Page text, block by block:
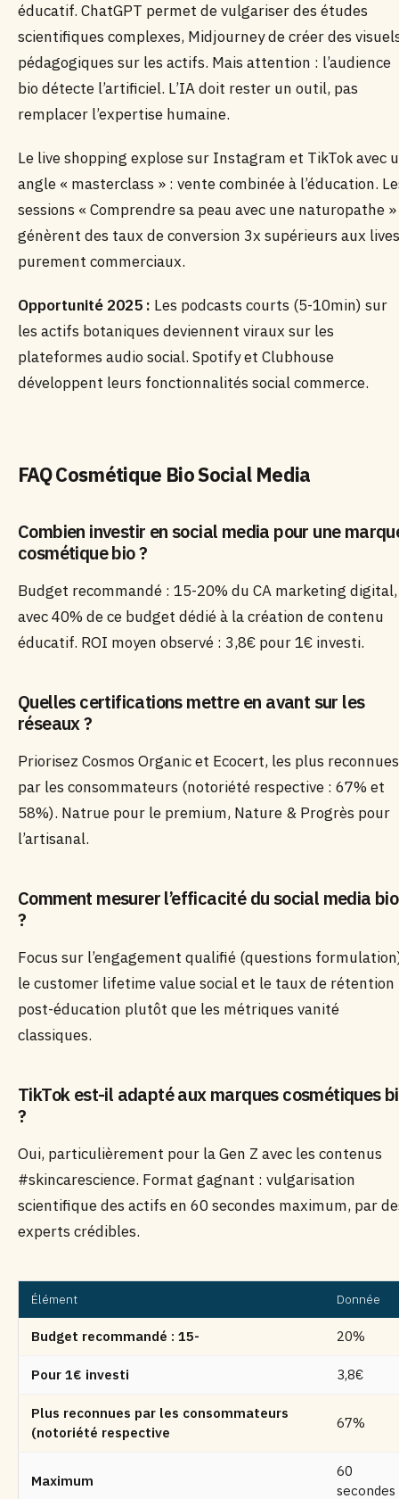
éducatif. ChatGPT permet de vulgariser des études
scientifiques complexes, Midjourney de créer des
pédagogiques sur les actifs. Mais attention : l’audience
bio détecte l’artificiel. L’IA doit rester un outil, pas
remplacer l’expertise humaine.
Le live shopping explose sur Instagram et TikTok avec
angle « masterclass » : vente combinée à l’éducation.
sessions « Comprendre sa peau avec une naturopathe »
génèrent des taux de conversion 3x supérieurs aux lives
purement commerciaux.
Opportunité 2025 : Les podcasts courts (5-10min) sur
les actifs botaniques deviennent viraux sur les
plateformes audio social. Spotify et Clubhouse
développent leurs fonctionnalités social commerce.
FAQ Cosmétique Bio Social Media
Combien investir en social media pour une
cosmétique bio ?
Budget recommandé : 15-20% du CA marketing digital,
avec 40% de ce budget dédié à la création de contenu
éducatif. ROI moyen observé : 3,8€ pour 1€ investi.
Quelles certifications mettre en avant sur les
réseaux ?
Priorisez Cosmos Organic et Ecocert, les plus reconnues
par les consommateurs (notoriété respective : 67% et
58%). Natrue pour le premium, Nature & Progrès pour
l’artisanal.
Comment mesurer l’efficacité du social media bio
?
Focus sur l’engagement qualifié (questions
le customer lifetime value social et le taux de rétention
post-éducation plutôt que les métriques vanité
classiques.
TikTok est-il adapté aux marques cosmétiques
?
Oui, particulièrement pour la Gen Z avec les contenus
#skincarescience. Format gagnant : vulgarisation
scientifique des actifs en 60 secondes maximum, par
experts crédibles.
Élément Donnée
Budget recommandé : 15- 20%
Pour 1€ investi 3,8€
Plus reconnues par les consommateurs
(notoriété respective
67%
Maximum
60
secondes